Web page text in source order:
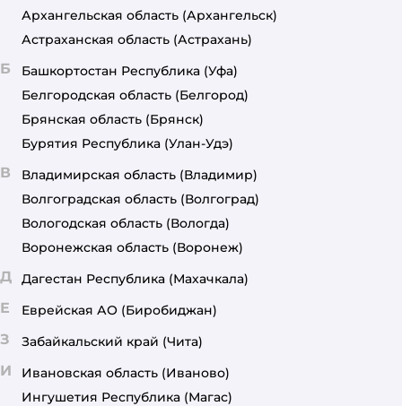
Архангельская область (Архангельск)
Астраханская область (Астрахань)
Б Башкортостан Республика (Уфа)
Белгородская область (Белгород)
Брянская область (Брянск)
Бурятия Республика (Улан-Удэ)
В Владимирская область (Владимир)
Волгоградская область (Волгоград)
Вологодская область (Вологда)
Воронежская область (Воронеж)
Д Дагестан Республика (Махачкала)
Е Еврейская АО (Биробиджан)
З Забайкальский край (Чита)
И Ивановская область (Иваново)
Ингушетия Республика (Магас)